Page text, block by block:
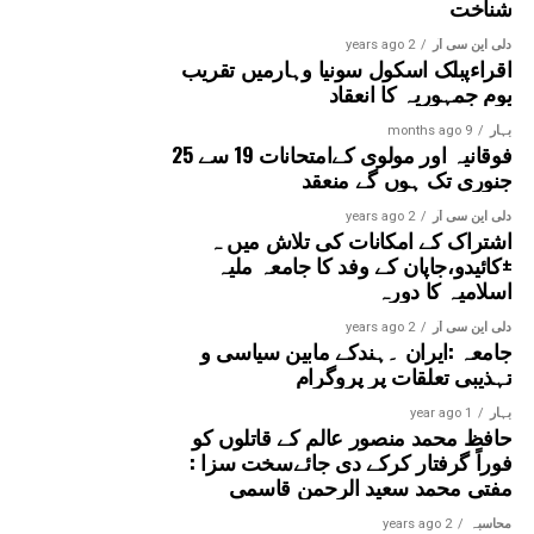
شناخت
دلی این سی آر 2 years ago
اقراءپبلک اسکول سونیا وہارمیں تقریب
یومِ جمہوریہ کا انعقاد
بہار 9 months ago
فوقانیہ اور مولوی کےامتحانات 19 سے 25
جنوری تک ہوں گے منعقد
دلی این سی آر 2 years ago
اشتراک کے امکانات کی تلاش میں ہ
±کائیدو،جاپان کے وفد کا جامعہ ملیہ
اسلامیہ کا دورہ
دلی این سی آر 2 years ago
جامعہ :ایران ۔ہندکے مابین سیاسی و
تہذیبی تعلقات پر پروگرام
بہار 1 year ago
حافظ محمد منصور عالم کے قاتلوں کو
فوراً گرفتار کرکے دی جائےسخت سزا :
مفتی محمد سعید الرحمن قاسمی
محاسبہ 2 years ago